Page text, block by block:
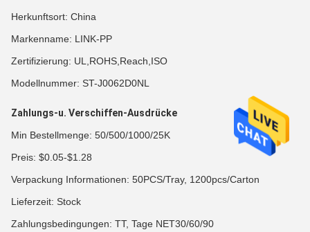
Herkunftsort: China
Markenname: LINK-PP
Zertifizierung: UL,ROHS,Reach,ISO
Modellnummer: ST-J0062D0NL
Zahlungs-u. Verschiffen-Ausdrücke
Min Bestellmenge: 50/500/1000/25K
Preis: $0.05-$1.28
Verpackung Informationen: 50PCS/Tray, 1200pcs/Carton
Lieferzeit: Stock
Zahlungsbedingungen: TT, Tage NET30/60/90